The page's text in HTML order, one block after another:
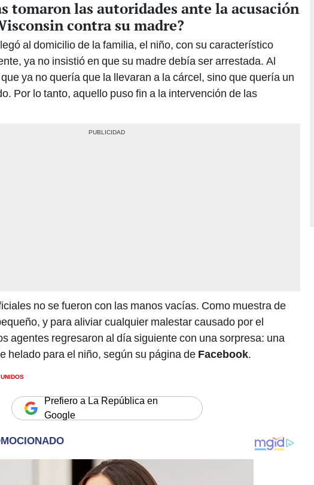
tomaron las autoridades ante la acusación
contra su madre?
al domicilio de la familia, el niño, con su característico
ya no insistió en que su madre debía ser arrestada. Al
ya no quería que la llevaran a la cárcel, sino que quería un
Por lo tanto, aquello puso fin a la intervención de las
no se fueron con las manos vacías. Como muestra de
y para aliviar cualquier malestar causado por el
agentes regresaron al día siguiente con una sorpresa: una
helado para el niño, según su página de Facebook.
Prefiero a La República en
Google